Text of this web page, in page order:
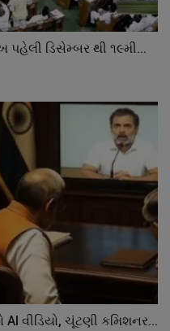
ડિસેમ્બર થી ૧૯મી...
AI વીડિયો, ચૂંટણી કમિશનર...